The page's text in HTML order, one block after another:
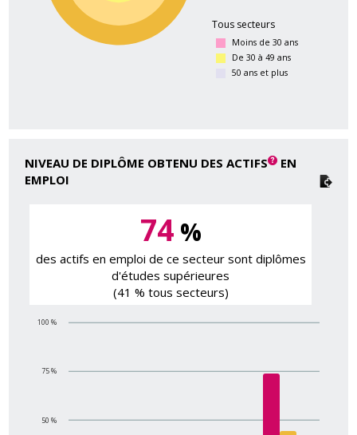
Tous secteurs
Moins de 30 ans
De 30 à 49 ans
50 ans et plus
NIVEAU DE DIPLÔME OBTENU DES ACTIFS
EN
EMPLOI
74%
des actifs en emploi de ce secteur sont diplômes
d'études supérieures
(41 % tous secteurs)
50 %
75 %
100 %